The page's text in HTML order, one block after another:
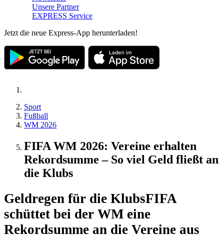
Unsere Partner
EXPRESS Service
Jetzt die neue Express-App herunterladen!
Sport
Fußball
WM 2026
FIFA WM 2026: Vereine erhalten
Rekordsumme – So viel Geld fließt an
die Klubs
Geldregen für die KlubsFIFA
schüttet bei der WM eine
Rekordsumme an die Vereine aus